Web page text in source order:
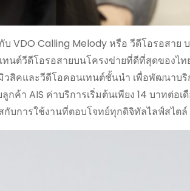
VDO Calling Melody หรือ วีดีโอรอสาย
ต์วีดีโอรอสายบนโครงข่ายที่ดีที่สุดของไท
สิคและวีดีโอคอนเทนต์ชั้นนำ เพื่อพัฒนาบ
ค้า AIS ค่าบริการเริ่มต้นเพียง 14 บาทต่อ
บการใช้งานที่ตอบโจทย์ทุกดิจิทัลไลฟ์สไตล์